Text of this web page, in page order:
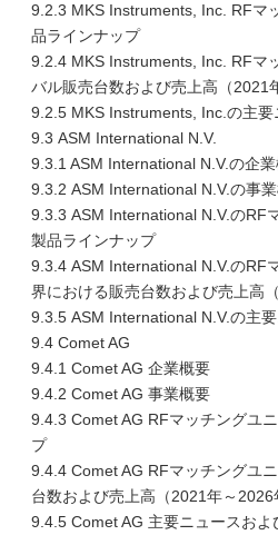
9.2.3 MKS Instruments, Inc. RFマ
品ラインナップ
9.2.4 MKS Instruments, Inc. RFマ
バル販売台数および売上高（2021
9.2.5 MKS Instruments, Inc.の主要
9.3 ASM International N.V.
9.3.1 ASM International N.V.の企
9.3.2 ASM International N.V.の事
9.3.3 ASM International N.V.のRF
製品ラインナップ
9.3.4 ASM International N.V.のRF
界における販売台数および売上高
9.3.5 ASM International N.V.の主
9.4 Comet AG
9.4.1 Comet AG 企業概要
9.4.2 Comet AG 事業概要
9.4.3 Comet AG RFマッチングユ
プ
9.4.4 Comet AG RFマッチングユ
台数および売上高（2021年～2026
9.4.5 Comet AG 主要ニュースおよ